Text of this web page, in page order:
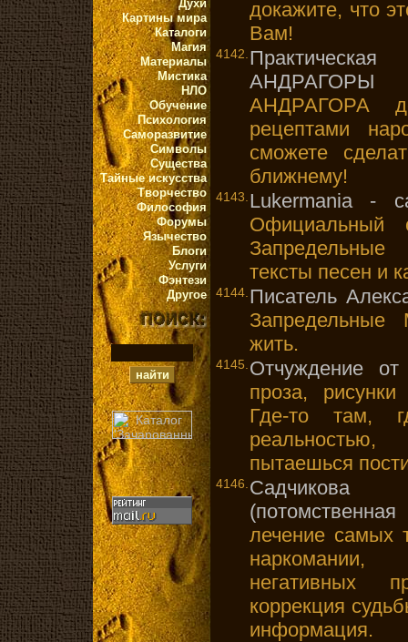
Духи
Картины мира
Каталоги
Магия
Материалы
Мистика
НЛО
Обучение
Психология
Саморазвитие
Символы
Существа
Тайные искусства
Творчество
Философия
Форумы
Язычество
Блоги
Услуги
Фэнтези
Другое
докажите, что
Вам!
4142.
АНДРАГОРЫ
АНДРАГОРА
рецептами
сможете
ближнему!
4143. Lukermania -
Официальный
тексты песен и
4144. Писатель
жить.
4145. Отчуждение
проза,
Где-то там,
пытаешься
4146. Садчикова
лечение самых
негативных
коррекция
информация.